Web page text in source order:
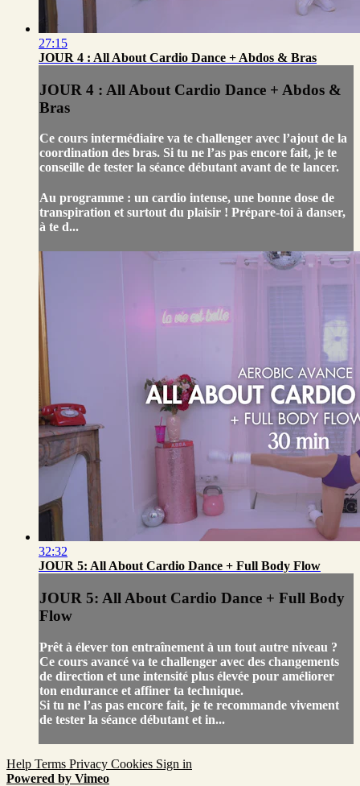
27:15
JOUR 4 : All About Cardio Dance + Abdos & Bras
JOUR 4 : All About Cardio Dance + Abdos &
Bras
Ce cours intermédiaire va te challenger avec l’ajout de la
coordination des bras. Si tu ne l’as pas encore fait, je te
conseille de tester la séance débutant avant de te lancer.
Au programme : un cardio intense, une bonne dose de
transpiration et surtout du plaisir ! Prépare-toi à danser,
à te d...
32:32
JOUR 5: All About Cardio Dance + Full Body Flow
JOUR 5: All About Cardio Dance + Full Body
Flow
Prêt à élever ton entraînement à un tout autre niveau ?
Ce cours avancé va te challenger avec des changements
de direction et une intensité plus élevée pour améliorer
ton endurance et affiner ta technique.
Si tu ne l’as pas encore fait, je te recommande vivement
de tester la séance débutant et in...
Help Terms Privacy Cookies Sign in
Powered by Vimeo